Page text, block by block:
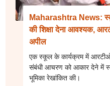
Maharashtra News:
की शिक्षा देना आवश्यक,
अपील
एक स्कूल के कार्यक्रम में आरटीओ
संबंधी आचरण को आकार देने में
भूमिका रेखांकित की।